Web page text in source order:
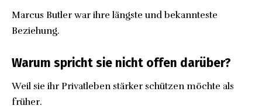
Marcus Butler war ihre längste und bekannteste
Beziehung.
Warum spricht sie nicht offen darüber?
Weil sie ihr Privatleben stärker schützen möchte als
früher.